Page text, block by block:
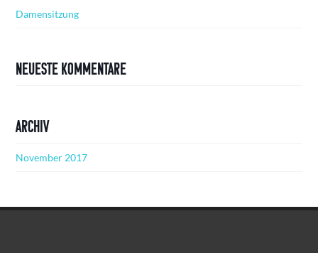
Damensitzung
Neueste Kommentare
Archiv
November 2017